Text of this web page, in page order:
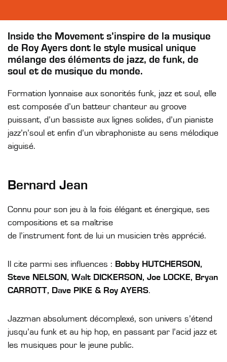
Inside the Movement s’inspire de la musique
de Roy Ayers dont le style musical unique
mélange des éléments de jazz, de funk, de
soul et de musique du monde.
Formation lyonnaise aux sonorités funk, jazz et soul, elle
est composée d’un batteur chanteur au groove
puissant, d’un bassiste aux lignes solides, d’un pianiste
jazz’n’soul et enfin d’un vibraphoniste au sens mélodique
aiguisé.
Bernard Jean
Connu pour son jeu à la fois élégant et énergique, ses
compositions et sa maîtrise
de l’instrument font de lui un musicien très apprécié.
Il cite parmi ses influences : Bobby HUTCHERSON,
Steve NELSON, Walt DICKERSON, Joe LOCKE, Bryan
CARROTT, Dave PIKE & Roy AYERS.
Jazzman absolument décomplexé, son univers s’étend
jusqu’au funk et au hip hop, en passant par l’acid jazz et
les musiques pour le jeune public.